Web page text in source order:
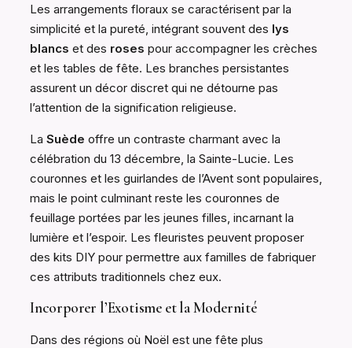
Les arrangements floraux se caractérisent par la
simplicité et la pureté, intégrant souvent des lys
blancs et des roses pour accompagner les crèches
et les tables de fête. Les branches persistantes
assurent un décor discret qui ne détourne pas
l’attention de la signification religieuse.
La Suède offre un contraste charmant avec la
célébration du 13 décembre, la Sainte-Lucie. Les
couronnes et les guirlandes de l’Avent sont populaires,
mais le point culminant reste les couronnes de
feuillage portées par les jeunes filles, incarnant la
lumière et l’espoir. Les fleuristes peuvent proposer
des kits DIY pour permettre aux familles de fabriquer
ces attributs traditionnels chez eux.
Incorporer l’Exotisme et la Modernité
Dans des régions où Noël est une fête plus